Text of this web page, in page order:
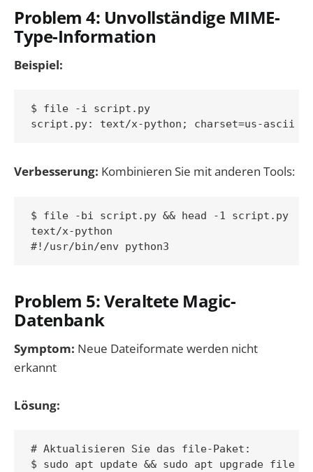
Problem 4: Unvollständige MIME-
Type-Information
Beispiel:
$ file -i script.py
Verbesserung: Kombinieren Sie mit anderen Tools:
$ file -bi script.py && head -1 script.py
text/x-python
Problem 5: Veraltete Magic-
Datenbank
Symptom: Neue Dateiformate werden nicht
erkannt
Lösung:
# Aktualisieren Sie das file-Paket:
$ sudo apt update && sudo apt upgrade file  #